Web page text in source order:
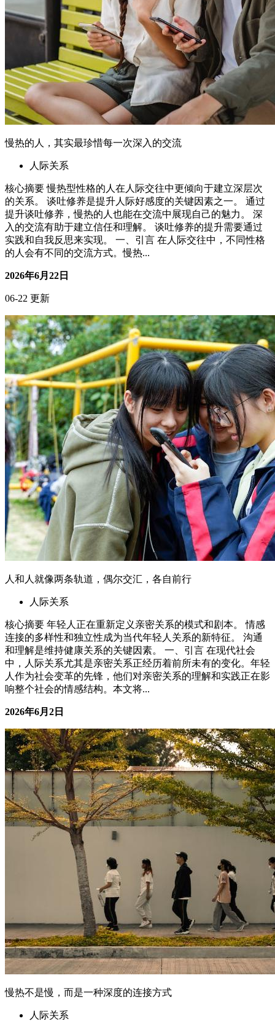
慢热的人，其实最珍惜每一次深入的交流
人际关系
核心摘要 慢热型性格的人在人际交往中更倾向于建立深层次
的关系。 谈吐修养是提升人际好感度的关键因素之一。 通过
提升谈吐修养，慢热的人也能在交流中展现自己的魅力。 深
入的交流有助于建立信任和理解。 谈吐修养的提升需要通过
实践和自我反思来实现。 一、引言 在人际交往中，不同性格
的人会有不同的交流方式。慢热...
2026年6月22日
06-22 更新
人和人就像两条轨道，偶尔交汇，各自前行
人际关系
核心摘要 年轻人正在重新定义亲密关系的模式和剧本。 情感
连接的多样性和独立性成为当代年轻人关系的新特征。 沟通
和理解是维持健康关系的关键因素。 一、引言 在现代社会
中，人际关系尤其是亲密关系正经历着前所未有的变化。年轻
人作为社会变革的先锋，他们对亲密关系的理解和实践正在影
响整个社会的情感结构。本文将...
2026年6月2日
慢热不是慢，而是一种深度的连接方式
人际关系